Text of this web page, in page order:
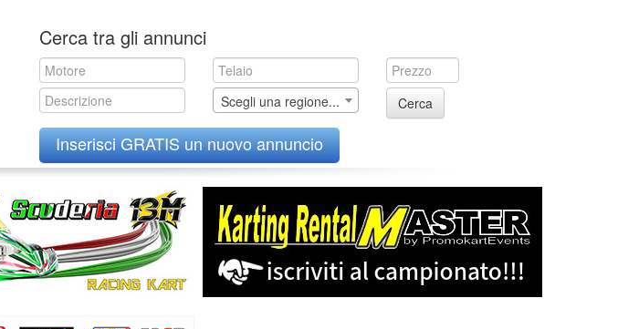
to
content
Cerca tra gli annunci
Scegli una regione... Cerca
Inserisci GRATIS un nuovo annuncio